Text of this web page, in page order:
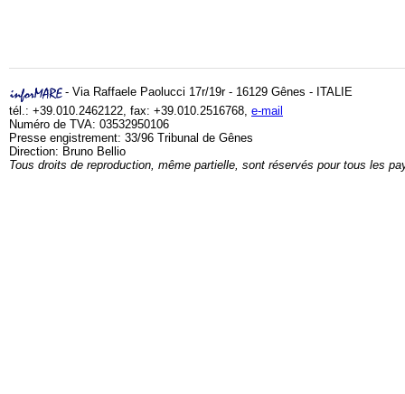
- Via Raffaele Paolucci 17r/19r - 16129 Gênes - ITALIE
tél.: +39.010.2462122, fax: +39.010.2516768, e-mail
Numéro de TVA: 03532950106
Presse engistrement: 33/96 Tribunal de Gênes
Direction: Bruno Bellio
Tous droits de reproduction, même partielle, sont réservés pour tous les